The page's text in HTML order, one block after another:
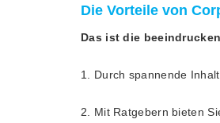
Die Vorteile von
Das ist die
1. Durch spannende
2. Mit Ratgebern bieten